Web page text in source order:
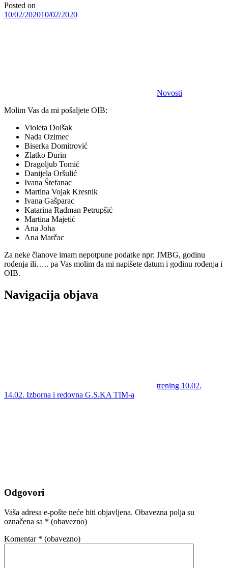
Posted on
10/02/202010/02/2020
Novosti
Molim Vas da mi pošaljete OIB:
Violeta Dolšak
Nada Ozimec
Biserka Domitrović
Zlatko Đurin
Dragoljub Tomić
Danijela Oršulić
Ivana Štefanac
Martina Vojak Kresnik
Ivana Gašparac
Katarina Radman Petrupšić
Martina Majetić
Ana Joha
Ana Marčac
Za neke članove imam nepotpune podatke npr: JMBG, godinu
rođenja ili….. pa Vas molim da mi napišete datum i godinu rođenja i
OIB.
Navigacija objava
trening 10.02.
14.02. Izborna i redovna G.S.KA TIM-a
Odgovori
Vaša adresa e-pošte neće biti objavljena. Obavezna polja su
označena sa * (obavezno)
Komentar * (obavezno)